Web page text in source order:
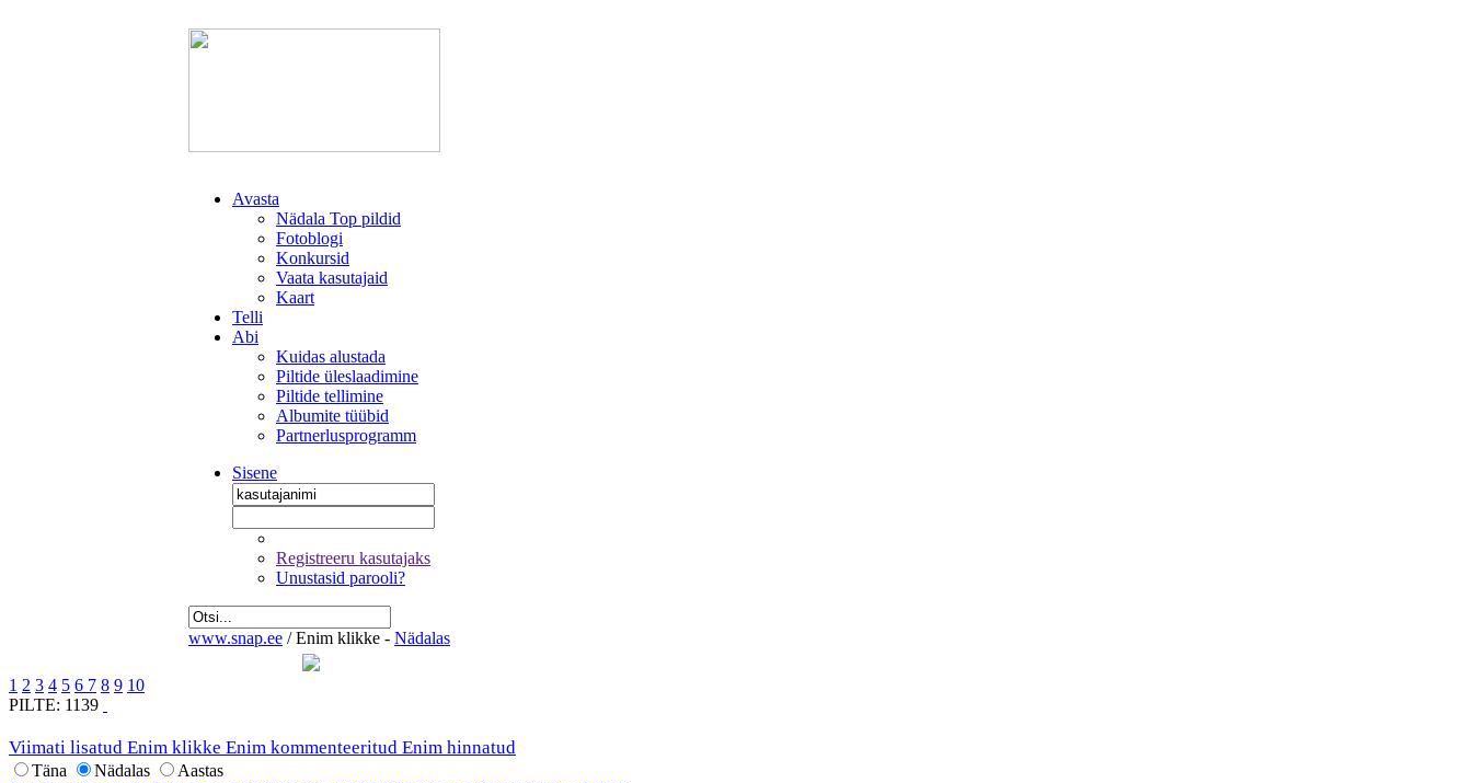
Avasta
Nädala Top pildid
Fotoblogi
Konkursid
Vaata kasutajaid
Kaart
Telli
Abi
Kuidas alustada
Piltide üleslaadimine
Piltide tellimine
Albumite tüübid
Partnerlusprogramm
Sisene
Registreeru kasutajaks
Unustasid parooli?
www.snap.ee /Enim klikke - Nädalas
1 2 3 4 5 6 7 8 9 10
PILTE: 1139
Viimati lisatud Enim klikke Enim kommenteeritud Enim hinnatud
Täna Nädalas
Aastas